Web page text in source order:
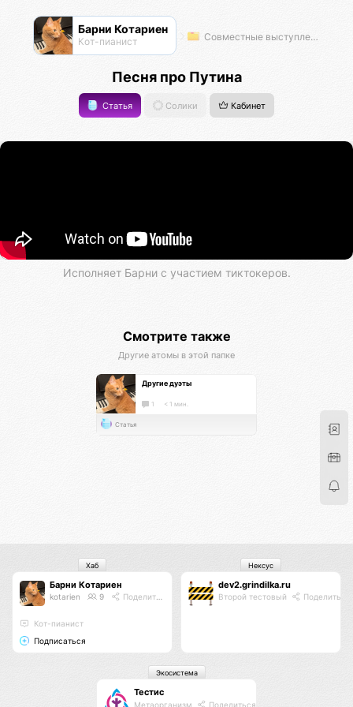
Барни Котариен
Кот-пианист Совместные выступления
Песня про Путина
Статья Солики Кабинет
Исполняет Барни с участием тиктокеров.
Смотрите также
Другие атомы в этой папке
Другие дуэты
1 < 1 мин.
Статья
Барни Котариен
kotarien 9 Поделиться
Кот-пианист
Подписаться
Хаб
dev2.grindilka.ru
Второй тестовый Поделиться
Нексус
Тестис
Метаорганизм Поделиться
Экосистема